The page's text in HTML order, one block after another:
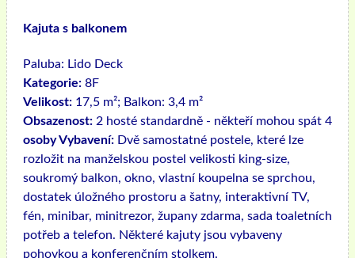
Kajuta s balkonem
Paluba: Lido Deck
Kategorie: 8F
Velikost: 17,5 m²; Balkon: 3,4 m²
Obsazenost: 2 hosté standardně - někteří mohou spát 4
osoby Vybavení: Dvě samostatné postele, které lze
rozložit na manželskou postel velikosti king-size,
soukromý balkon, okno, vlastní koupelna se sprchou,
dostatek úložného prostoru a šatny, interaktivní TV,
fén, minibar, minitrezor, župany zdarma, sada toaletních
potřeb a telefon. Některé kajuty jsou vybaveny
pohovkou a konferenčním stolkem.